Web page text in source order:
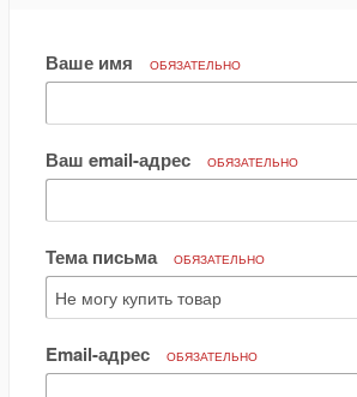
Ваше имя ОБЯЗАТЕЛЬНО
Ваш email-адрес ОБЯЗАТЕЛЬНО
Тема письма ОБЯЗАТЕЛЬНО
Email-адрес ОБЯЗАТЕЛЬНО